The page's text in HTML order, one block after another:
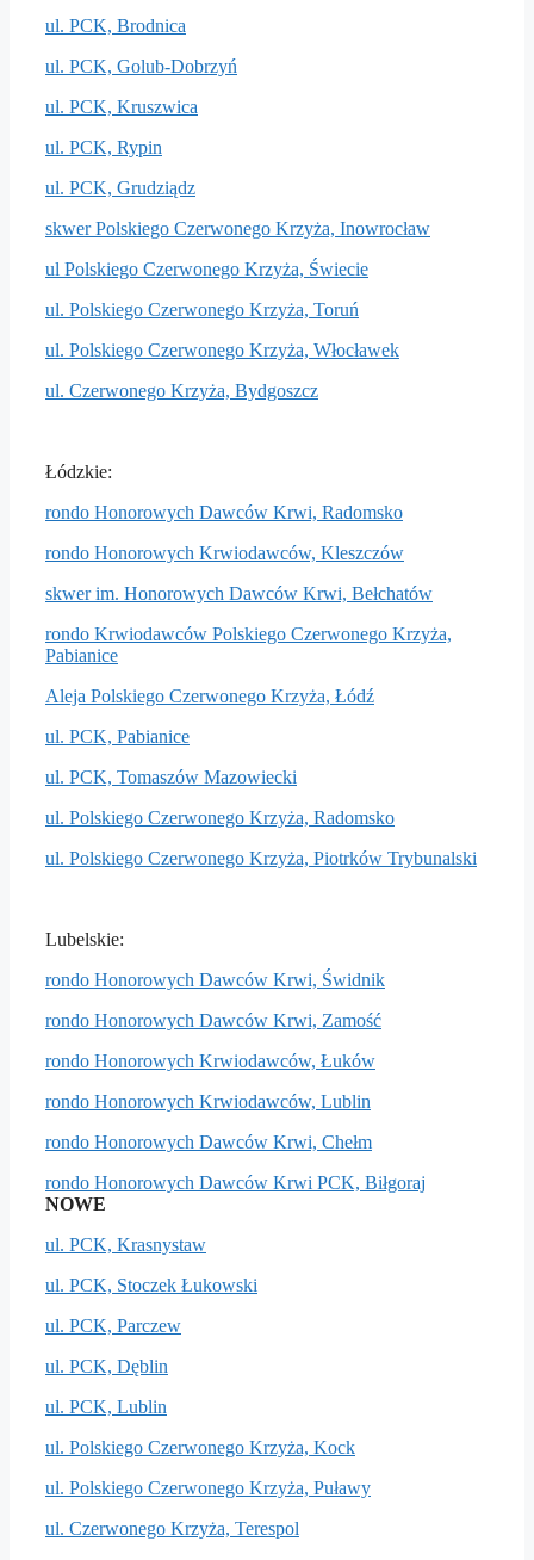
ul. PCK, Brodnica
ul. PCK, Golub-Dobrzyń
ul. PCK, Kruszwica
ul. PCK, Rypin
ul. PCK, Grudziądz
skwer Polskiego Czerwonego Krzyża, Inowrocław
ul Polskiego Czerwonego Krzyża, Świecie
ul. Polskiego Czerwonego Krzyża, Toruń
ul. Polskiego Czerwonego Krzyża, Włocławek
ul. Czerwonego Krzyża, Bydgoszcz
Łódzkie:
rondo Honorowych Dawców Krwi, Radomsko
rondo Honorowych Krwiodawców, Kleszczów
skwer im. Honorowych Dawców Krwi, Bełchatów
rondo Krwiodawców Polskiego Czerwonego Krzyża,
Pabianice
Aleja Polskiego Czerwonego Krzyża, Łódź
ul. PCK, Pabianice
ul. PCK, Tomaszów Mazowiecki
ul. Polskiego Czerwonego Krzyża, Radomsko
ul. Polskiego Czerwonego Krzyża, Piotrków Trybunalski
Lubelskie:
rondo Honorowych Dawców Krwi, Świdnik
rondo Honorowych Dawców Krwi, Zamość
rondo Honorowych Krwiodawców, Łuków
rondo Honorowych Krwiodawców, Lublin
rondo Honorowych Dawców Krwi, Chełm
rondo Honorowych Dawców Krwi PCK, Biłgoraj
NOWE
ul. PCK, Krasnystaw
ul. PCK, Stoczek Łukowski
ul. PCK, Parczew
ul. PCK, Dęblin
ul. PCK, Lublin
ul. Polskiego Czerwonego Krzyża, Kock
ul. Polskiego Czerwonego Krzyża, Puławy
ul. Czerwonego Krzyża, Terespol